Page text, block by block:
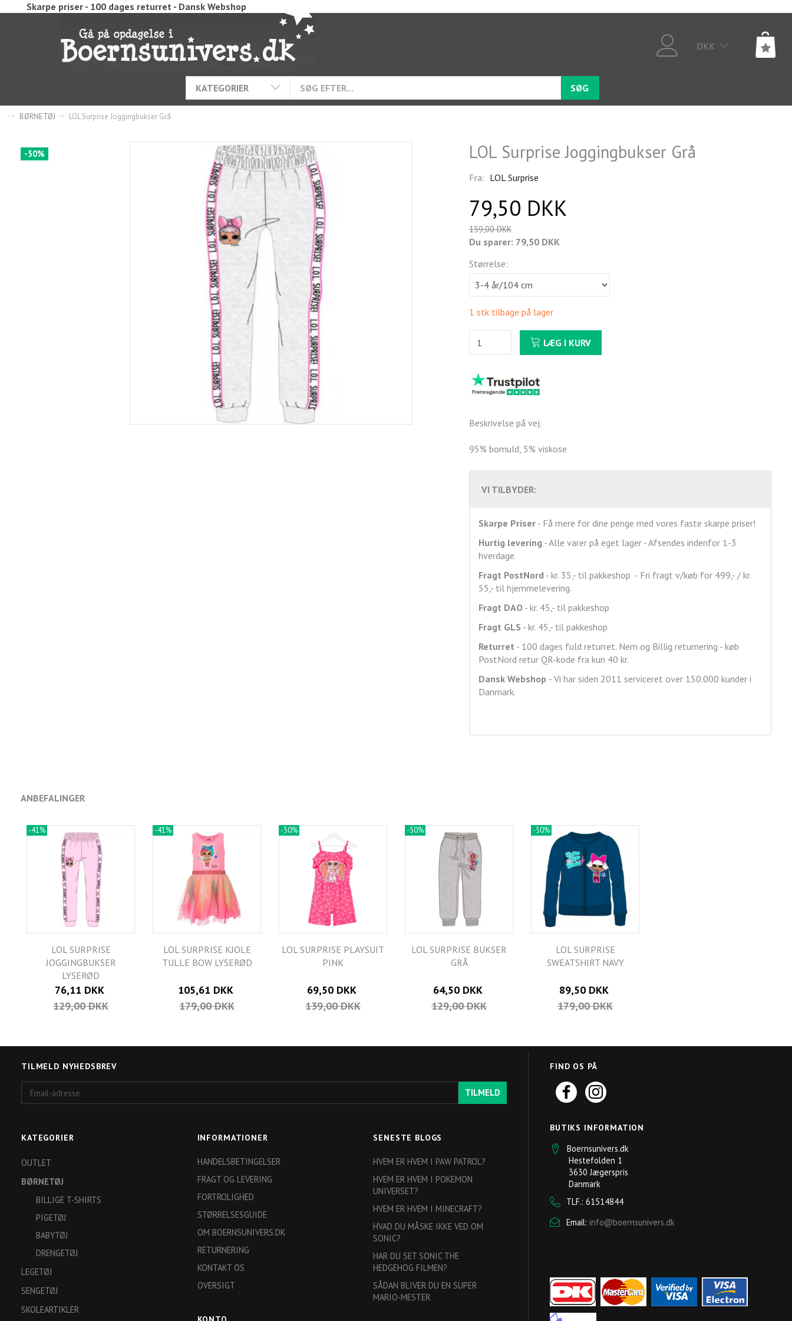
Skarpe priser - 100 dages returret - Dansk Webshop
DKK
KATEGORIER SØG
BØRNETØJ LOL Surprise Joggingbukser Grå
-50% LOL Surprise Joggingbukser Grå
Fra: LOL Surprise
79,50 DKK
159,00 DKK
Du sparer: 79,50 DKK
Størrelse:
1 stk tilbage på lager
LÆG I KURV
Beskrivelse på vej.
95% bomuld, 5% viskose
VI TILBYDER:
Skarpe Priser- Få mere for dine penge med vores faste skarpe priser!
Hurtig levering - Alle varer på eget lager - Afsendes indenfor 1-3
hverdage.
Fragt PostNord- kr. 35,- til pakkeshop - Fri fragt v/køb for 499,- / kr.
55,- til hjemmelevering.
Fragt DAO - kr. 45,- til pakkeshop
Fragt GLS - kr. 45,- til pakkeshop
Returret - 100 dages fuld returret. Nem og Billig returnering - køb
PostNord retur QR-kode fra kun 40 kr.
Dansk Webshop - Vi har siden 2011 serviceret over 150.000 kunder i
Danmark.
ANBEFALINGER
-41%
LOL SURPRISE
JOGGINGBUKSER
LYSERØD
76,11 DKK
129,00 DKK
-41%
LOL SURPRISE KJOLE
TULLE BOW LYSERØD
105,61 DKK
179,00 DKK
-50%
LOL SURPRISE PLAYSUIT
PINK
69,50 DKK
139,00 DKK
-50%
LOL SURPRISE BUKSER
GRÅ
64,50 DKK
129,00 DKK
-50%
LOL SURPRISE
SWEATSHIRT NAVY
89,50 DKK
179,00 DKK
TILMELD NYHEDSBREV
adresse
TILMELD
KATEGORIER
OUTLET
BØRNETØJ
BILLIGE T-SHIRTS
PIGETØJ
BABYTØJ
DRENGETØJ
LEGETØJ
SENGETØJ
SKOLEARTIKLER
INFORMATIONER
HANDELSBETINGELSER
FRAGT OG LEVERING
FORTROLIGHED
STØRRELSESGUIDE
OM BOERNSUNIVERS.DK
RETURNERING
KONTAKT OS
OVERSIGT
SENESTE BLOGS
HVEM ER HVEM I PAW PATROL?
HVEM ER HVEM I POKEMON
UNIVERSET?
HVEM ER HVEM I MINECRAFT?
HVAD DU MÅSKE IKKE VED OM
SONIC?
HAR DU SET SONIC THE
HEDGEHOG FILMEN?
SÅDAN BLIVER DU EN SUPER
MARIO-MESTER
FIND OS PÅ
BUTIKS INFORMATION
Boernsunivers.dk
Hestefolden 1
3630 Jægerspris
Danmark
TLF.: 61514844
Email: info@boernsunivers.dk